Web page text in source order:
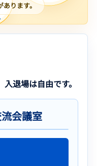
あります。
退場は自由です。
会議室